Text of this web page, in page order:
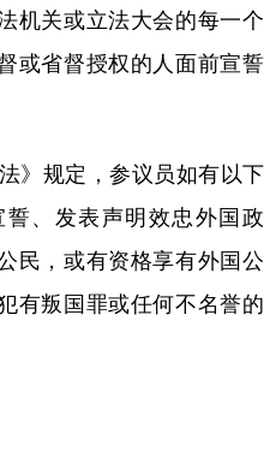
机关或立法大会的每一个
或省督授权的人面前宣誓
规定，参议员如有以下
、发表声明效忠外国政
民，或有资格享有外国公
有叛国罪或任何不名誉的